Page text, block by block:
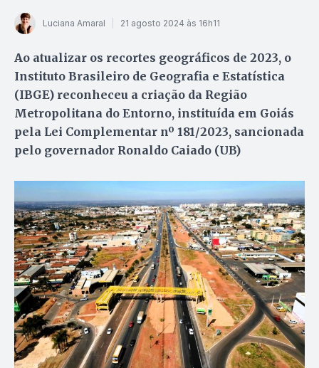
Luciana Amaral 21 agosto 2024 às 16h11
Ao atualizar os recortes geográficos de 2023, o
Instituto Brasileiro de Geografia e Estatística
(IBGE) reconheceu a criação da Região
Metropolitana do Entorno, instituída em Goiás
pela Lei Complementar nº 181/2023, sancionada
pelo governador Ronaldo Caiado (UB)